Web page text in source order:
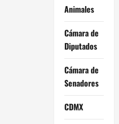
Animales
Cámara de
Diputados
Cámara de
Senadores
CDMX